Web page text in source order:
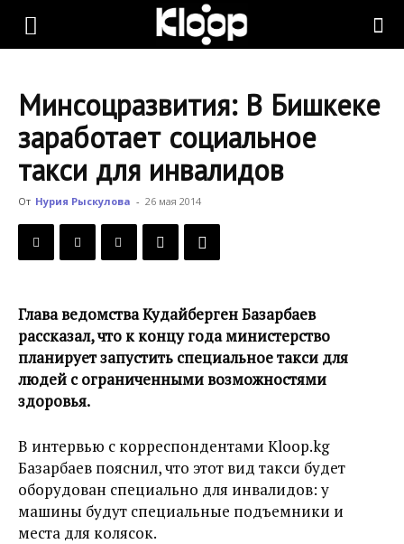
KLOOP.KG
Новости
Кыргызстана
Минсоцразвития: В Бишкеке
заработает социальное
такси для инвалидов
От Нурия Рыскулова - 26 мая 2014
Глава ведомства Кудайберген Базарбаев
рассказал, что к концу года министерство
планирует запустить специальное такси для
людей с ограниченными возможностями
здоровья.
В интервью с корреспондентами Kloop.kg
Базарбаев пояснил, что этот вид такси будет
оборудован специально для инвалидов: у
машины будут специальные подъемники и
места для колясок.